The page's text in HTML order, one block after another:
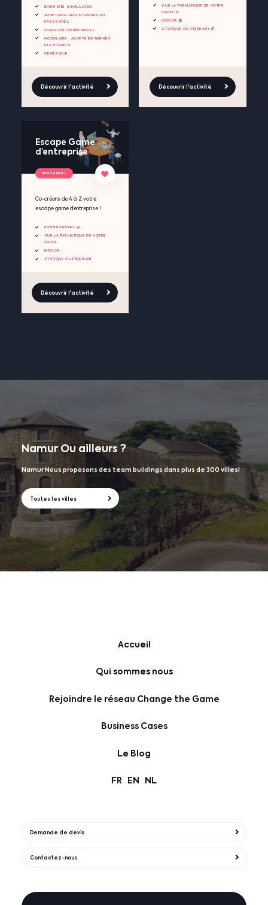
DIVERSITÉ & INCLUSION
ADAPTABLE EN DISTANCIEL OU
PRÉSENTIEL
COLLECTIF OU INDIVIDUEL
MODULAIRE : ADAPTÉ EN THÈMES
ET EN TEMPS
GÉNÉRIQUE
Découvrir l'activité
SUR LA THÉMATIQUE DE VOTRE
CHOIX 🎨
INDOOR 🏠
STATIQUE OU ITINÉRANT 🪑
Découvrir l'activité
Escape Game
d’entreprise
Co-créons de A à Z votre
escape game d’entreprise !
EN PRÉSENTIEL 🧺
SUR LA THÉMATIQUE DE VOTRE
CHOIX
INDOOR
STATIQUE OU ITINÉRANT
Découvrir l'activité
PRESENTIEL
NamurOu ailleurs ?
Namur Nous proposons des team buildings dans plus de 300 villes!
Toutes les villes
Accueil
Qui sommes nous
Rejoindre le réseau Change the Game
Business Cases
Le Blog
FR EN NL
Demande de devis
Contactez-nous